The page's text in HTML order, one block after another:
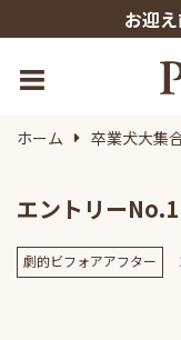
お迎
ホーム 卒業犬大集
エントリー
劇的ビフォアアフター